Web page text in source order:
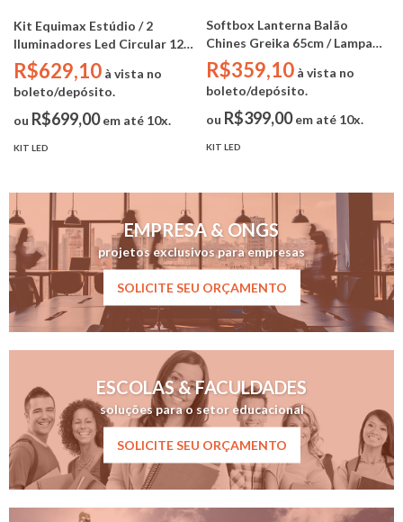
Kit Equimax Estúdio / 2
Iluminadores Led Circular 126
com Softbox 50x70cm - (tripés
e bolsa)
R$629,10 à vista no
boleto/depósito.
ou R$699,00em até 10x.
KIT LED
Softbox Lanterna Balão
Chines Greika 65cm / Lampada
Led 45W Bicolor / Tripé 2m /
controle remoto
R$359,10 à vista no
boleto/depósito.
ou R$399,00em até 10x.
KIT LED
EMPRESA & ONGS
projetos exclusivos para empresas
SOLICITE SEU ORÇAMENTO
ESCOLAS & FACULDADES
soluções para o setor educacional
SOLICITE SEU ORÇAMENTO